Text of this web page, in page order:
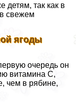
детям, так как в
свежем
ягоды
очередь он
витамина С,
чем в рябине,